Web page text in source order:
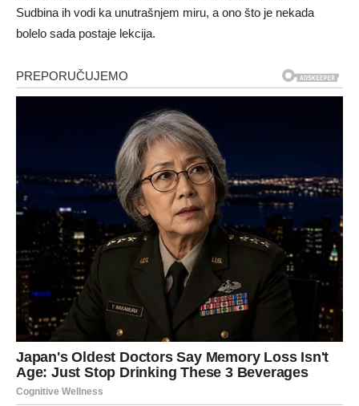
Sudbina ih vodi ka unutrašnjem miru, a ono što je nekada
bolelo sada postaje lekcija.